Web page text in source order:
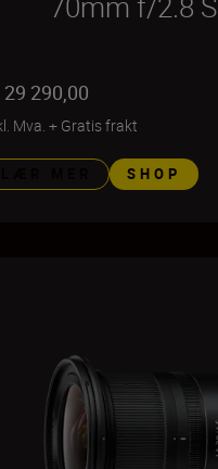
29 290,00
Mva. + Gratis frakt
SHOP